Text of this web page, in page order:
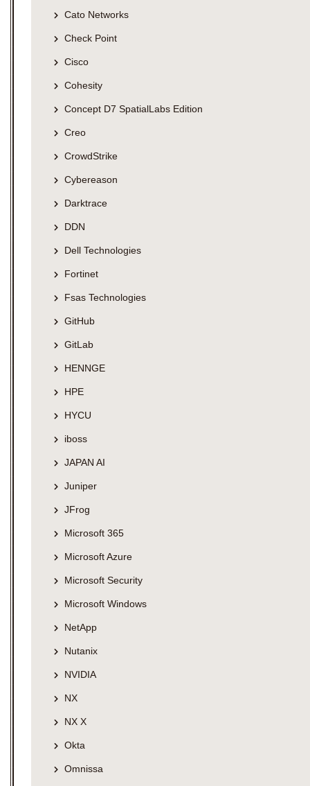
Cato Networks
Check Point
Cisco
Cohesity
Concept D7 SpatialLabs Edition
Creo
CrowdStrike
Cybereason
Darktrace
DDN
Dell Technologies
Fortinet
Fsas Technologies
GitHub
GitLab
HENNGE
HPE
HYCU
iboss
JAPAN AI
Juniper
JFrog
Microsoft 365
Microsoft Azure
Microsoft Security
Microsoft Windows
NetApp
Nutanix
NVIDIA
NX
NX X
Okta
Omnissa